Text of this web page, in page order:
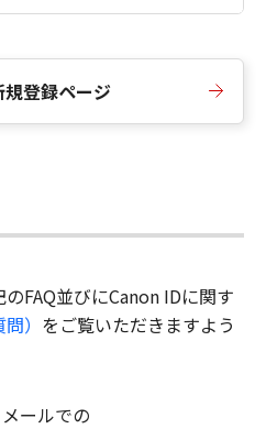
登録ページ
FAQ並びにCanon IDに関す
） をご覧いただきますよう
ールでの